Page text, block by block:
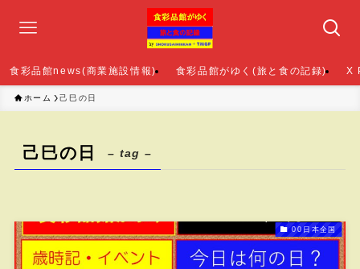
食彩品館news(商業施設情報) 食彩品館がゆく(旅と食の記録) X
ホーム 己巳の日
己巳の日 – tag –
00日本全国